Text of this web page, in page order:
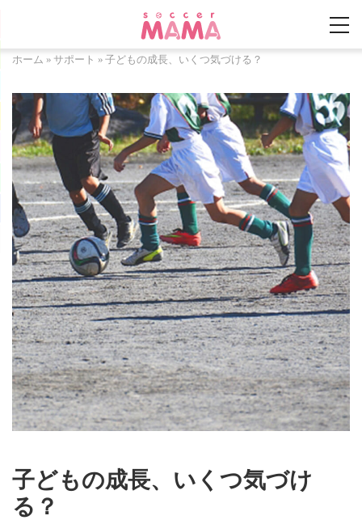
ホーム » サポート » 子どもの成長、いくつ気づける？
子どもの成長、いくつ気づけ
る？